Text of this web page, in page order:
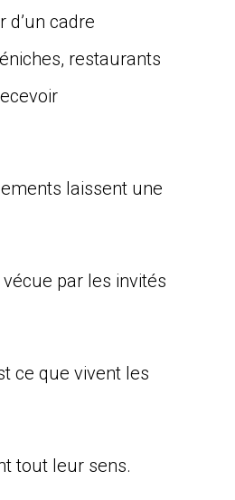
d’un cadre
restaurants
laissent une
par les invités
ce que vivent les
tout leur sens.